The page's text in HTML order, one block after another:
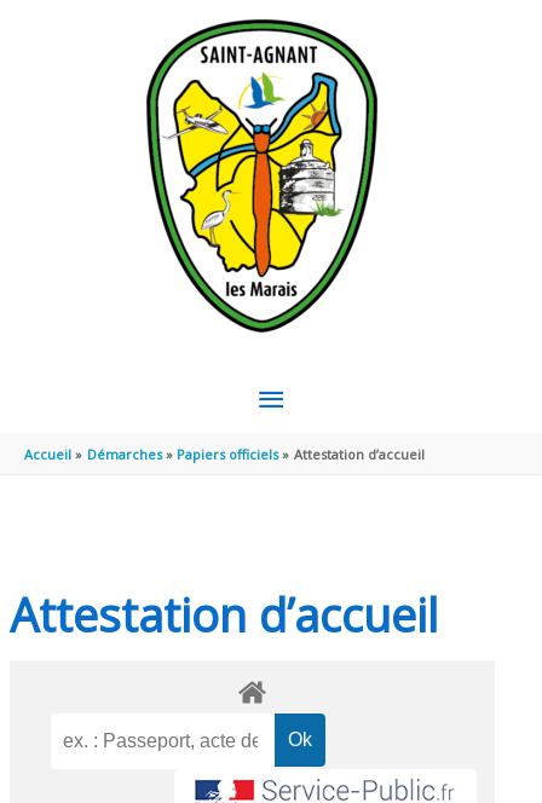
MENU
PRINCIPAL
Accueil Démarches Papiers officiels Attestation d’accueil
Attestation d’accueil